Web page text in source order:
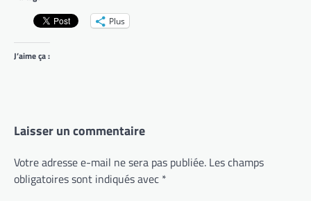
Plus
J’aime ça :
Laisser un commentaire
Votre adresse e-mail ne sera pas publiée. Les champs
obligatoires sont indiqués avec *